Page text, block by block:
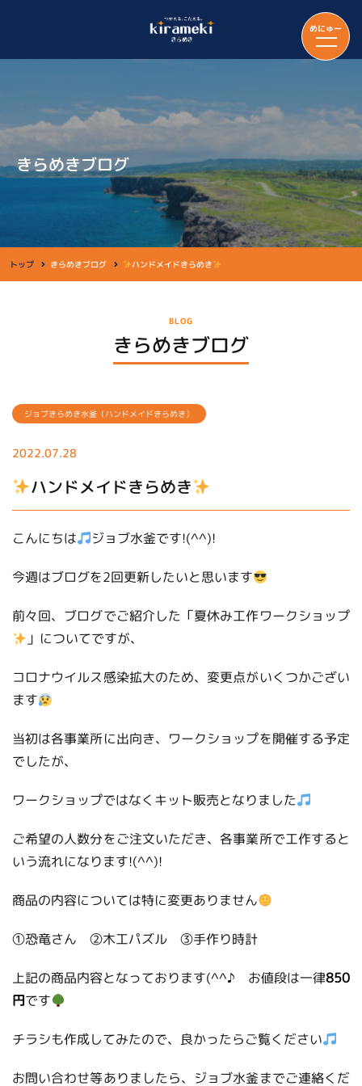
めにゅー
きらめきブログ
トップ きらめきブログ ハンドメイドきらめき
BLOG
きらめきブログ
ジョブきらめき水釜（ハンドメイドきらめき）
2022.07.28
ハンドメイドきらめき
こんにちは ジョブ水釜です!(^^)!
今週はブログを2回更新したいと思います
前々回、ブログでご紹介した「夏休み工作ワークショップ
」についてですが、
コロナウイルス感染拡大のため、変更点がいくつかござい
ます
当初は各事業所に出向き、ワークショップを開催する予定
でしたが、
ワークショップではなくキット販売となりました
ご希望の人数分をご注文いただき、各事業所で工作すると
いう流れになります!(^^)!
商品の内容については特に変更ありません
①恐竜さん ②木工パズル ③手作り時計
上記の商品内容となっております(^^♪ お値段は一律850
円です
チラシも作成してみたので、良かったらご覧ください
お問い合わせ等ありましたら、ジョブ水釜までご連絡くだ